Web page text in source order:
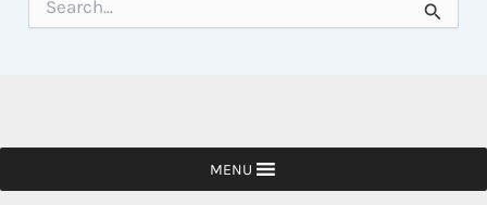
a
h
MENU